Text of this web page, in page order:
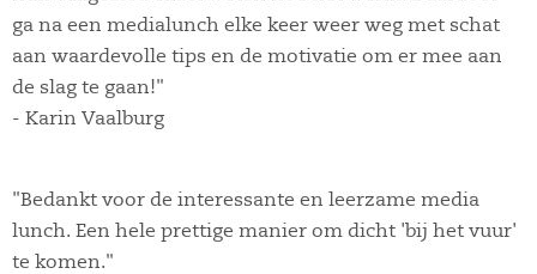
ga na een medialunch elke keer weer weg met schat
aan waardevolle tips en de motivatie om er mee aan
de slag te gaan!"
- Karin Vaalburg
"Bedankt voor de interessante en leerzame media
lunch. Een hele prettige manier om dicht 'bij het vuur'
te komen."